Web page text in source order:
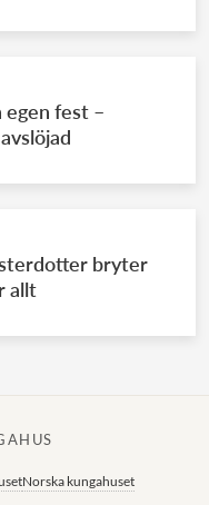
fest –
bryter
allt
Norska kungahuset